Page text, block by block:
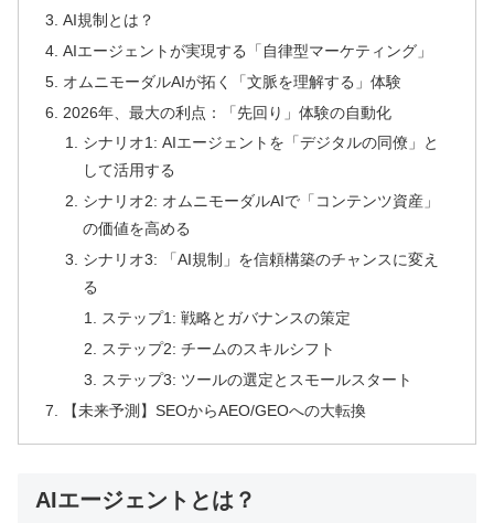
AI規制とは？
AIエージェントが実現する「自律型マーケティング」
オムニモーダルAIが拓く「文脈を理解する」体験
2026年、最大の利点：「先回り」体験の自動化
シナリオ1: AIエージェントを「デジタルの同僚」と
して活用する
シナリオ2: オムニモーダルAIで「コンテンツ資産」
の価値を高める
シナリオ3: 「AI規制」を信頼構築のチャンスに変え
る
ステップ1: 戦略とガバナンスの策定
ステップ2: チームのスキルシフト
ステップ3: ツールの選定とスモールスタート
【未来予測】SEOからAEO/GEOへの大転換
AIエージェントとは？